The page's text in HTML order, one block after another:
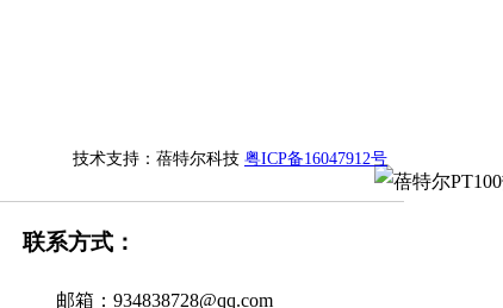
技术支持：蓓特尔科技 粤ICP备16047912号
联系方式：
邮箱：934838728@qq.com